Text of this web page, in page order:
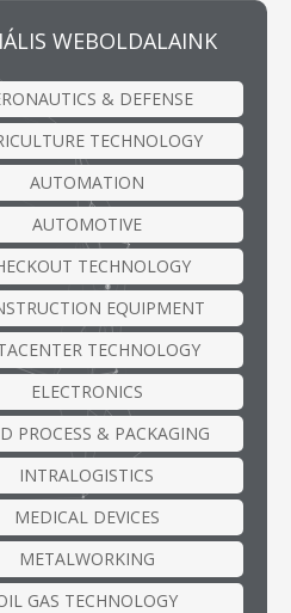
WEBOLDALAINK
& DEFENSE
TECHNOLOGY
AUTOMATION
AUTOMOTIVE
TECHNOLOGY
EQUIPMENT
TECHNOLOGY
ELECTRONICS
PROCESS & PACKAGING
INTRALOGISTICS
MEDICAL DEVICES
METALWORKING
GAS TECHNOLOGY